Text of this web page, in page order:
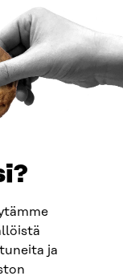
ja